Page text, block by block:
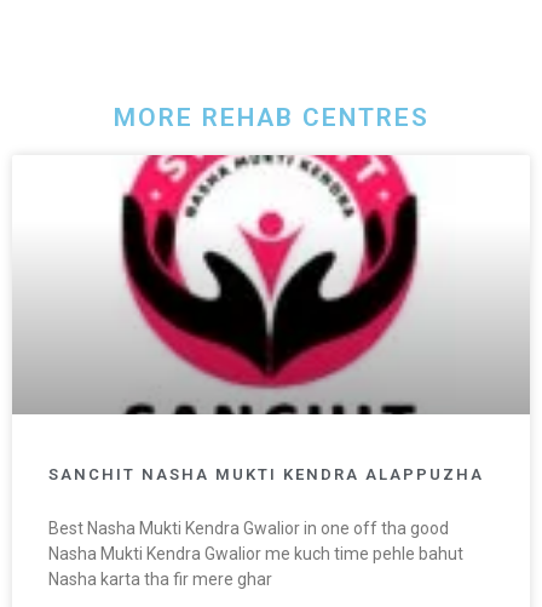
MORE REHAB CENTRES
SANCHIT NASHA MUKTI KENDRA ALAPPUZHA
Best Nasha Mukti Kendra Gwalior in one off tha good
Nasha Mukti Kendra Gwalior me kuch time pehle bahut
Nasha karta tha fir mere ghar